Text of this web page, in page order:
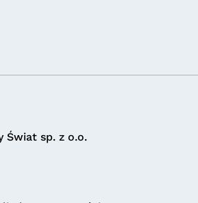
Świat sp. z o.o.